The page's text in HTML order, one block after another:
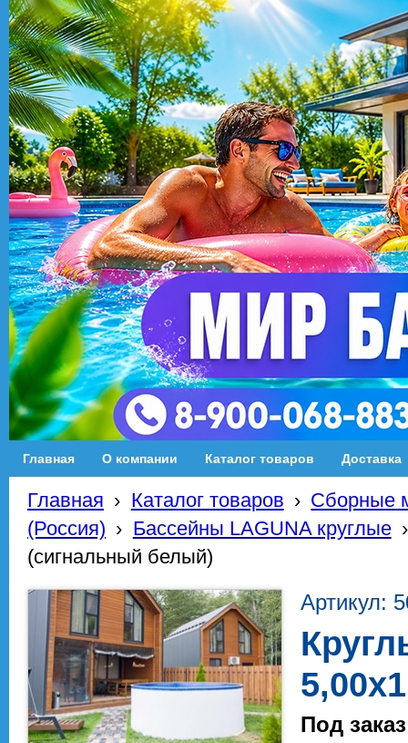
Главная О компании Каталог товаров Доставка
Главная › Каталог товаров › Сборные
(Россия) › Бассейны LAGUNA круглые ›
(сигнальный белый)
Артикул:
Под заказ